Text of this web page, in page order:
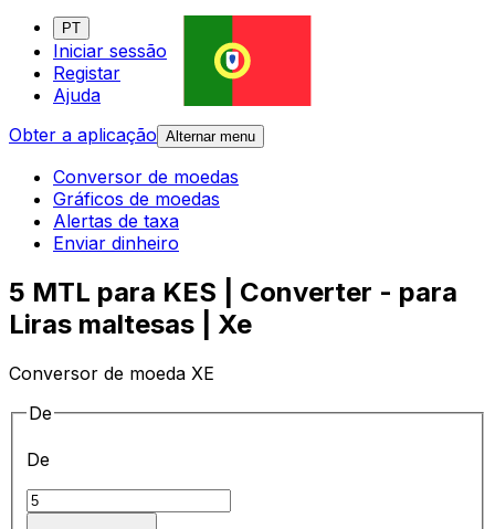
PT
Iniciar sessão
Registar
Ajuda
Obter a aplicação Alternar menu
Conversor de moedas
Gráficos de moedas
Alertas de taxa
Enviar dinheiro
5 MTL para KES | Converter - para
Liras maltesas | Xe
Conversor de moeda XE
De
De